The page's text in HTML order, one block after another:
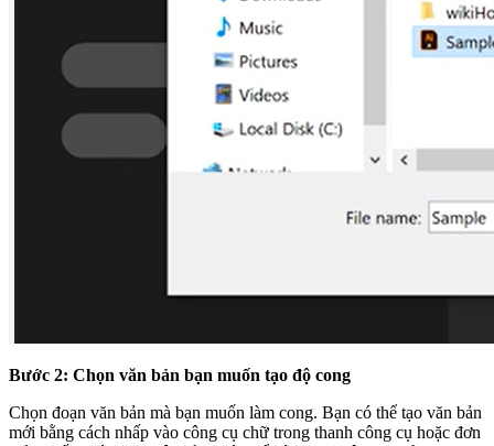
Bước 2: Chọn văn bản bạn muốn tạo độ cong
Chọn đoạn văn bản mà bạn muốn làm cong. Bạn có thể tạo văn bản
mới bằng cách nhấp vào công cụ chữ trong thanh công cụ hoặc đơn